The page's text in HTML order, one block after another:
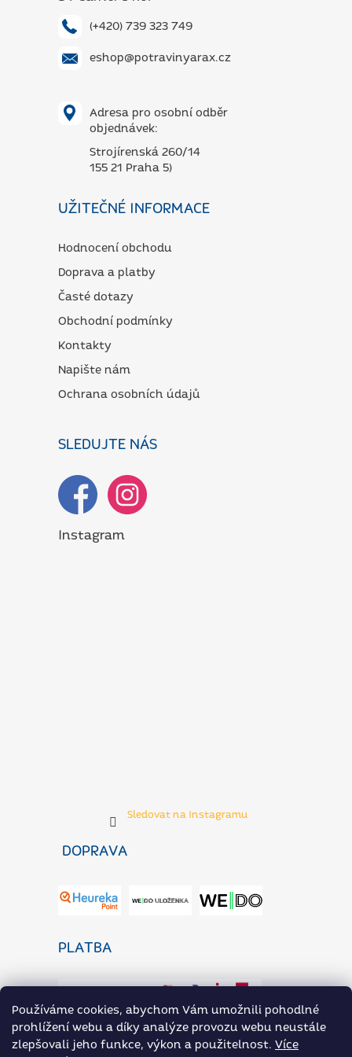
Používáme cookies, abychom Vám umožnili pohodlné
prohlížení webu a díky analýze provozu webu neustále
zlepšovali jeho funkce, výkon a použitelnost. Více
(+420) 739 323 749
eshop@potravinyarax.cz
Adresa pro osobní odběr
objednávek:
Strojírenská 260/14
155 21 Praha 5)
UŽITEČNÉ INFORMACE
Hodnocení obchodu
Doprava a platby
Časté dotazy
Obchodní podmínky
Kontakty
Napište nám
Ochrana osobních údajů
SLEDUJTE NÁS
Instagram
Sledovat na Instagramu
DOPRAVA
PLATBA